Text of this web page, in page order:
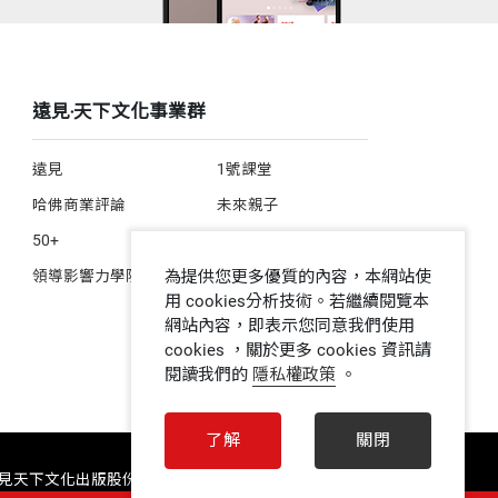
遠見‧天下文化事業群
遠見
哈佛商業評論
50+
領導影響力學院
1號課堂
未來親子
下文化出版股份有限公司 ALL RIGHTS RESERVED
為提供您更多優質的內容，本網站使
用 cookies分析技術。若繼續閱覽本
網站內容，即表示您同意我們使用
cookies ，關於更多 cookies 資訊請
閱讀我們的 隱私權政策 。
了解 關閉